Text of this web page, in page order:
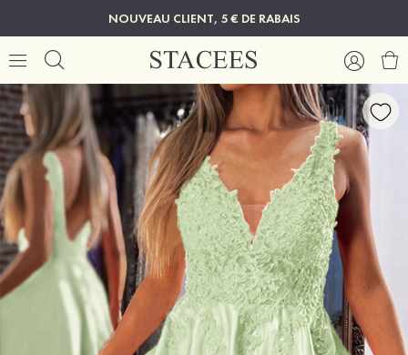
NOUVEAU CLIENT, 5 € DE RABAIS